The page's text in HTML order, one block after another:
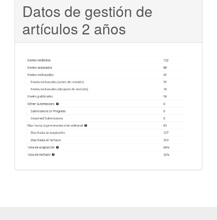
Datos de gestión de
artículos 2 años